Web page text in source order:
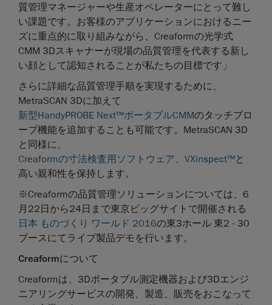
質管理マネージャーや生産オペレーターにとって難し
い課題です。お客様のアプリケーションにおけるニー
ズに重点的に取り組みながら、Creaformの光学式
CMM 3Dスキャナーが現場の品質管理を代表する新し
い顔として認知されることが私たちの目標です」
さらに詳細な品質管理手順を実現するために、
MetraSCAN 3Dに加えて
新型HandyPROBE Next™ポータブルCMMのタッチプロ
ーブ機能を追加することも可能です。MetraSCAN 3D
と同様に、
Creaformの寸法検査用ソフトウェア、VXinspect™と
高い親和性を保持します。
※Creaformの品質管理ソリューションについては、6
月22日から24日まで東京ビッグサイトで開催される
日本 ものづくり ワールド 2016の東3ホール 東2 - 30
ブースにてライブ製品デモを行います。
Creaformについて
Creaformは、3Dポータブル測定機器および3Dエンジ
ニアリングサービスの開発、製造、販売をおこなって